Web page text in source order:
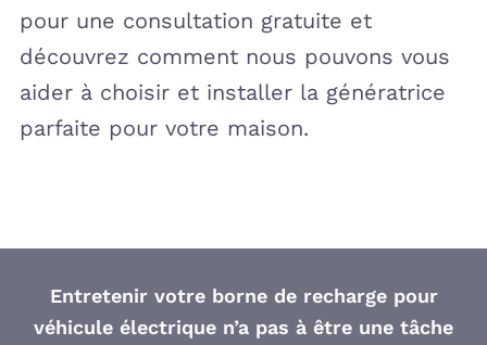
pour une consultation gratuite et
découvrez comment nous pouvons vous
aider à choisir et installer la génératrice
parfaite pour votre maison.
Entretenir votre borne de recharge pour
véhicule électrique n’a pas à être une tâche